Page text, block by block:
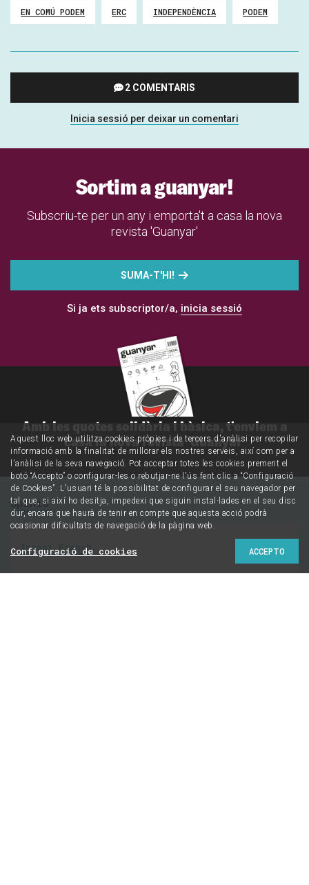
EN COMÚ PODEM ERC INDEPENDÈNCIA PODEM
2 COMENTARIS
Inicia sessió per deixar un comentari
Sortim a guanyar!
Subscriu-te per un any i emporta't a casa la nova
revista 'Guanyar'
SUMA-T'HI!
Si ja ets subscriptor/a, inicia sessió
Amb les quotes solidària i bàsica, t'enviem a
casa la nova revista 'Guanyar'
Opinió
Ignasi Franch
Cinc llibres per
Aquest lloc web utilitza cookies pròpies i de tercers d'anàlisi per recopilar
informació amb la finalitat de millorar els nostres serveis, així com per a
l'anàlisi de la seva navegació. Pot acceptar totes les cookies prement el
botó “Accepto” o configurar-les o rebutjar-ne l'ús fent clic a “Configuració
de Cookies”. L'usuari té la possibilitat de configurar el seu navegador per
tal que, si així ho desitja, impedexi que siguin instal·lades en el seu disc
dur, encara que haurà de tenir en compte que aquesta acció podrà
ocasionar dificultats de navegació de la pàgina web.
ACCEPTO
Configuració de cookies